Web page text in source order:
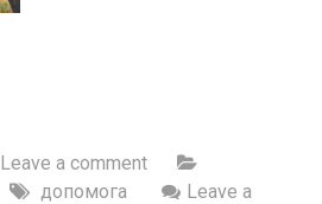
Leave a comment
допомога
Leave a